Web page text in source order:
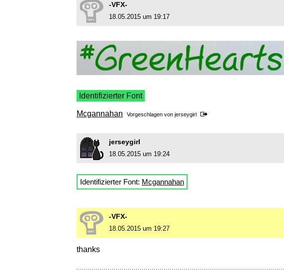
-VFX-
18.05.2015 um 19:17
Identifizierter Font
Mcgannahan Vorgeschlagen von jerseygirl
jerseygirl
18.05.2015 um 19:24
Identifizierter Font: Mcgannahan
-VFX-
18.05.2015 um 19:27
thanks